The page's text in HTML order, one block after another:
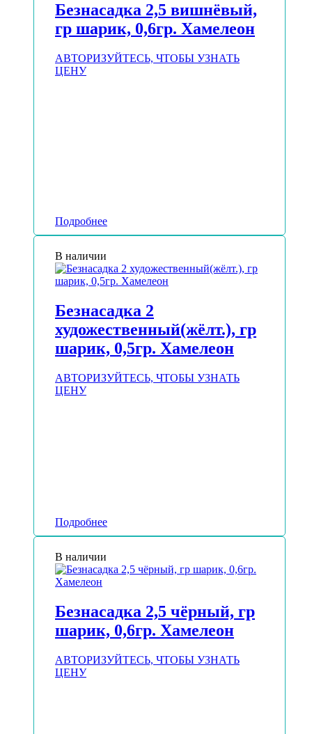
Безнасадка 2,5 вишнёвый,
гр шарик, 0,6гр. Хамелеон
АВТОРИЗУЙТЕСЬ, ЧТОБЫ УЗНАТЬ
ЦЕНУ
Подробнее
В наличии
Безнасадка 2
художественный(жёлт.), гр
шарик, 0,5гр. Хамелеон
АВТОРИЗУЙТЕСЬ, ЧТОБЫ УЗНАТЬ
ЦЕНУ
Подробнее
В наличии
Безнасадка 2,5 чёрный, гр
шарик, 0,6гр. Хамелеон
АВТОРИЗУЙТЕСЬ, ЧТОБЫ УЗНАТЬ
ЦЕНУ